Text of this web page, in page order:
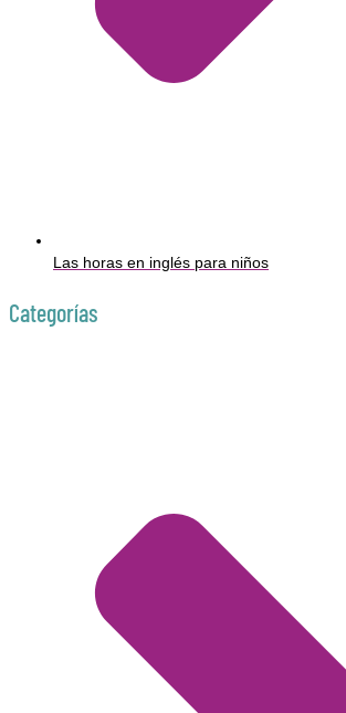
Las horas en inglés para niños
Categorías